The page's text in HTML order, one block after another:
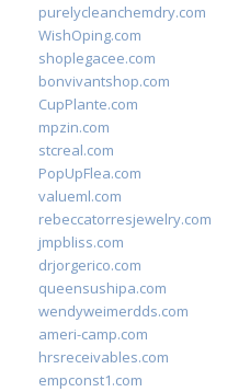
purelycleanchemdry.com
WishOping.com
shoplegacee.com
bonvivantshop.com
CupPlante.com
mpzin.com
stcreal.com
PopUpFlea.com
valueml.com
rebeccatorresjewelry.com
jmpbliss.com
drjorgerico.com
queensushipa.com
wendyweimerdds.com
ameri-camp.com
hrsreceivables.com
empconst1.com